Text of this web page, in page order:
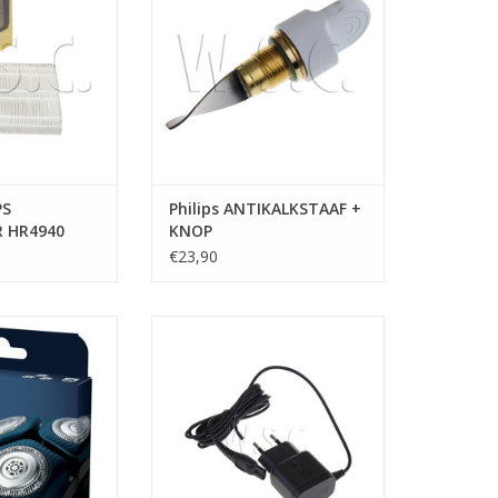
HR4940
Philips ANTIKALKSTAAF +
KNOP
€23,90
SH70 = SH71
WINKELWAGEN
TOEVOEGEN AAN WINKELWAGEN